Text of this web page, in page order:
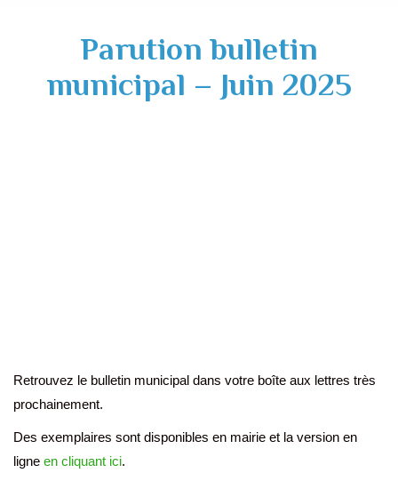
Parution bulletin
municipal – Juin 2025
Retrouvez le bulletin municipal dans votre boîte aux lettres très
prochainement.
Des exemplaires sont disponibles en mairie et la version en
ligne en cliquant ici.